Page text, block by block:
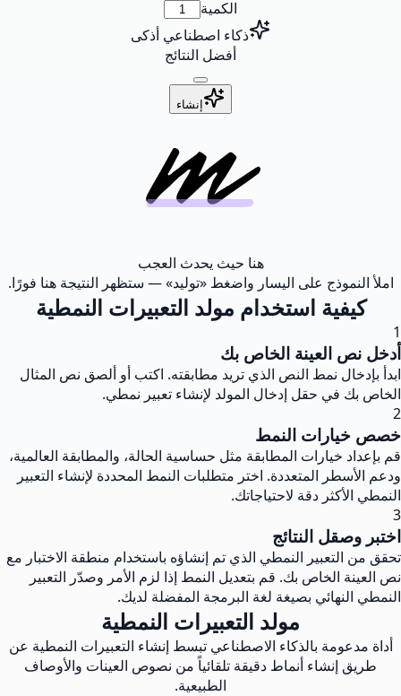
الكمية
ذكاء اصطناعي أذكى
أفضل النتائج
إنشاء
هنا حيث يحدث العجب
املأ النموذج على اليسار واضغط «توليد» — ستظهر النتيجة هنا فورًا.
كيفية استخدام مولد التعبيرات النمطية
1
أدخل نص العينة الخاص بك
ابدأ بإدخال نمط النص الذي تريد مطابقته. اكتب أو ألصق نص المثال
الخاص بك في حقل إدخال المولد لإنشاء تعبير نمطي.
2
خصص خيارات النمط
قم بإعداد خيارات المطابقة مثل حساسية الحالة، والمطابقة العالمية،
ودعم الأسطر المتعددة. اختر متطلبات النمط المحددة لإنشاء التعبير
النمطي الأكثر دقة لاحتياجاتك.
3
اختبر وصقل النتائج
تحقق من التعبير النمطي الذي تم إنشاؤه باستخدام منطقة الاختبار مع
نص العينة الخاص بك. قم بتعديل النمط إذا لزم الأمر وصدّر التعبير
النمطي النهائي بصيغة لغة البرمجة المفضلة لديك.
مولد التعبيرات النمطية
أداة مدعومة بالذكاء الاصطناعي تبسط إنشاء التعبيرات النمطية عن
طريق إنشاء أنماط دقيقة تلقائياً من نصوص العينات والأوصاف
الطبيعية.